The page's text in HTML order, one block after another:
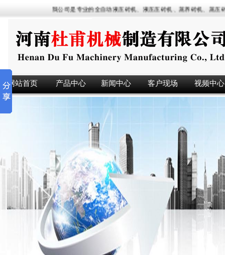
我公司是专业的全自动液压砖机、液压压砖机、蒸养砖机、蒸压
网站首页 产品中心 新闻中心 客户现场 视频中心